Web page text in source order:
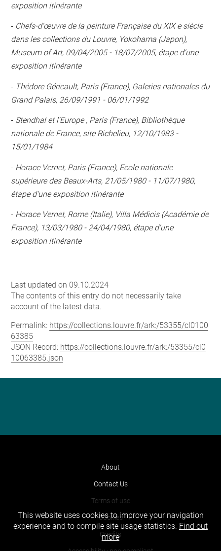
exposition itinérante
- Chefs-d'œuvre de la peinture Française du XIX e siècle
dans les collections du Louvre, Yokohama (Japon),
Museum of Art, 09/04/2005 - 18/07/2005, étape d'une
exposition itinérante
- Thédore Géricault, Paris (France), Galeries nationales du
Grand Palais, 26/09/1991 - 06/01/1992
- Stendhal et l'Europe , Paris (France), Bibliothèque
nationale de France, site Richelieu, 12/10/1983 -
15/01/1984
- Horace Vernet, Paris (France), Ecole nationale
supérieure des Beaux-Arts, 21/05/1980 - 11/07/1980,
étape d'une exposition itinérante
- Horace Vernet, Rome (Italie), Villa Médicis (Académie de
France), 13/03/1980 - 24/04/1980, étape d'une
exposition itinérante
Last updated on 09.10.2024
The contents of this entry do not necessarily take
account of the latest data.
Permalink: https://collections.louvre.fr/ark:/53355/cl0100
63385
JSON Record: https://collections.louvre.fr/ark:/53355/cl0
10063385.json
About
Contact Us
Terms of use
Cookies
Credits
This website uses cookies to improve your navigation
experience and to compile site usage statistics. Find out
more